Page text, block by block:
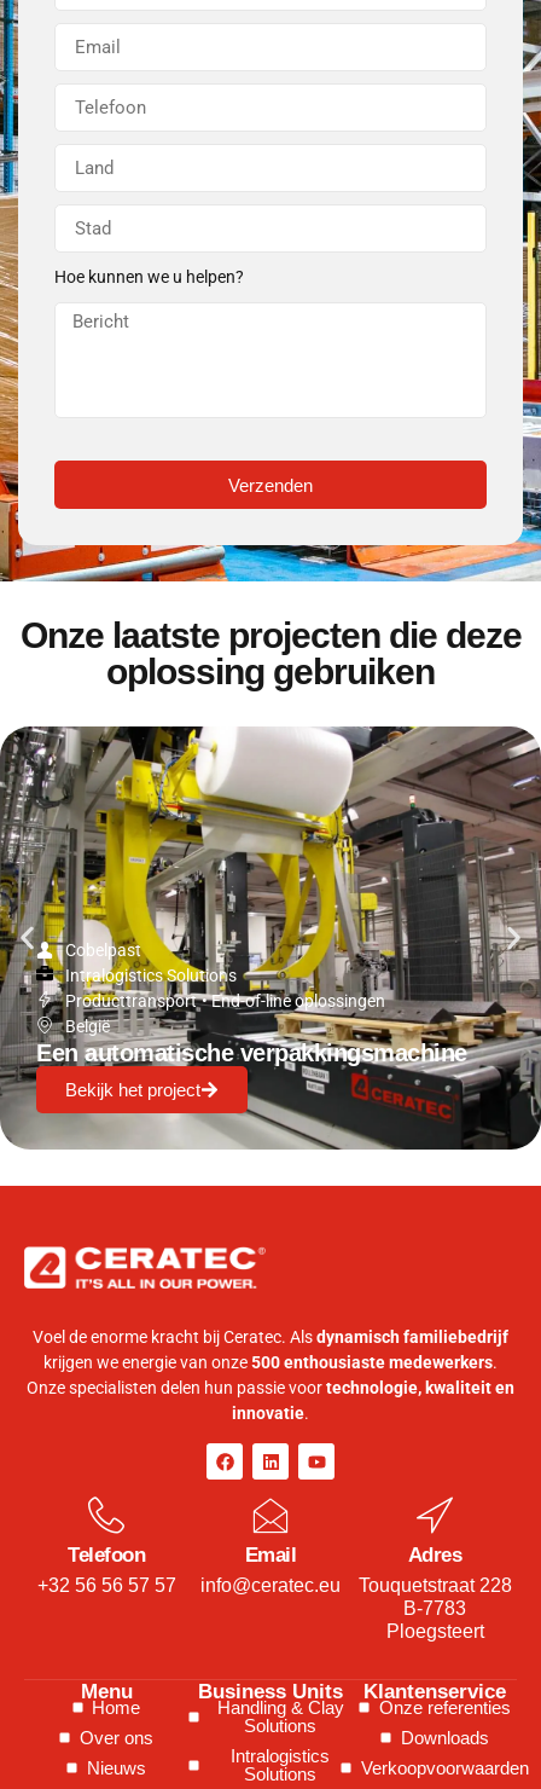
Hoe kunnen we u helpen?
Verzenden
Onze laatste projecten die deze
oplossing gebruiken
Cobelpast
Intralogistics Solutions
Producttransport •End-of-line oplossingen
België
Een automatische verpakkingsmachine
Bekijk het project
Voel de enorme kracht bij Ceratec. Alsdynamisch familiebedrijf
krijgen we energie van onze500 enthousiaste medewerkers.
Onze specialisten delen hun passie voortechnologie, kwaliteit en
innovatie.
Telefoon
+32 56 56 57 57
Email
info@ceratec.eu
Adres
Touquetstraat 228
B-7783
Ploegsteert
Menu
Home
Over ons
Nieuws
Business Units
Handling & Clay
Solutions
Intralogistics
Solutions
Klantenservice
Onze referenties
Downloads
Verkoopvoorwaarden